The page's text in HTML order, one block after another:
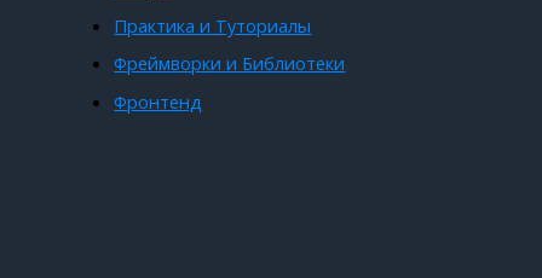
Практика и Туториалы
Фреймворки и Библиотеки
Фронтенд